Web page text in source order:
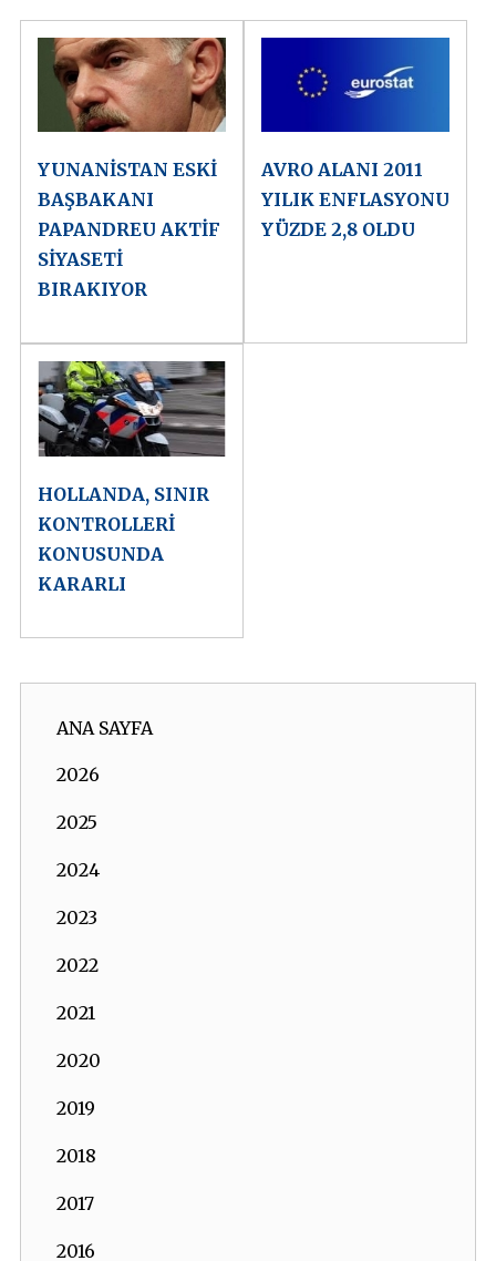
YUNANİSTAN ESKİ
BAŞBAKANI
PAPANDREU AKTİF
SİYASETİ
BIRAKIYOR
AVRO ALANI 2011
YILIK ENFLASYONU
YÜZDE 2,8 OLDU
HOLLANDA, SINIR
KONTROLLERİ
KONUSUNDA
KARARLI
ANA SAYFA
2026
2025
2024
2023
2022
2021
2020
2019
2018
2017
2016